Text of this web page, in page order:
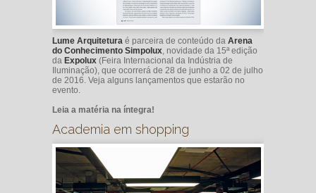
Lume Arquitetura é parceira de conteúdo da Arena
do Conhecimento Simpolux, novidade da 15ª edição
da Expolux (Feira Internacional da Indústria de
Iluminação), que ocorrerá de 28 de junho a 02 de julho
de 2016. Veja alguns lançamentos que estarão no
evento.
Leia a matéria na íntegra!
Academia em shopping